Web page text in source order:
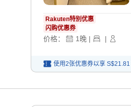
Rakuten特别优惠
闪购优惠券
价格： 1晚 | |
使用2张优惠券以享 S$21.81